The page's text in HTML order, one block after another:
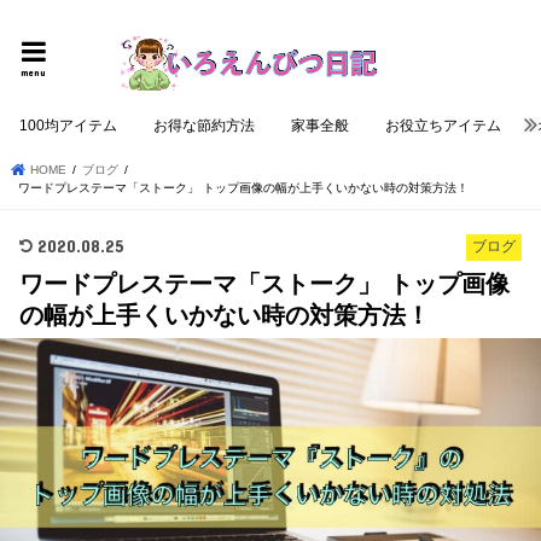
menu
100均アイテム お得な節約方法 家事全般 お役立ちアイテム
HOME
ブログ
ワードプレステーマ「ストーク」 トップ画像の幅が上手くいかない時の対策方法！
ブログ
2020.08.25
ワードプレステーマ「ストーク」 トップ画像
の幅が上手くいかない時の対策方法！